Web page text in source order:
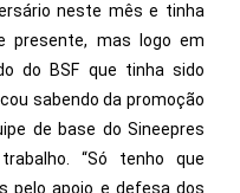
neste mês e tinha
presente, mas logo em
do BSF que tinha sido
sabendo da promoção
de base do Sineepres
“Só tenho que
pelo apoio e defesa dos